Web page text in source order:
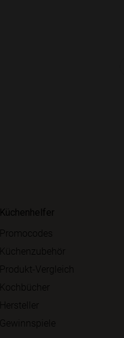
Küchenhelfer
Promocodes
Küchenzubehör
Produkt-Vergleich
Kochbücher
Hersteller
Gewinnspiele